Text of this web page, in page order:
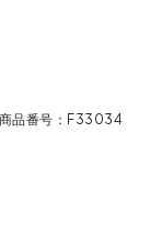
商品番号 F33034